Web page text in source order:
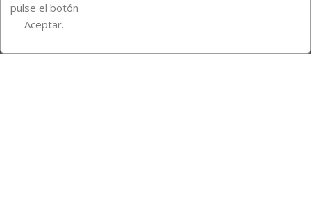
InstagramTikTok
pulse el botón
Aceptar.